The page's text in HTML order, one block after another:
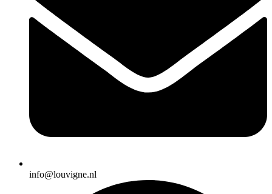
info@louvigne.nl